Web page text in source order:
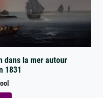
dans la mer autour
1831